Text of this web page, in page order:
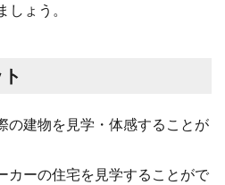
ょう。
建物を見学・体感することが
ーの住宅を見学することがで